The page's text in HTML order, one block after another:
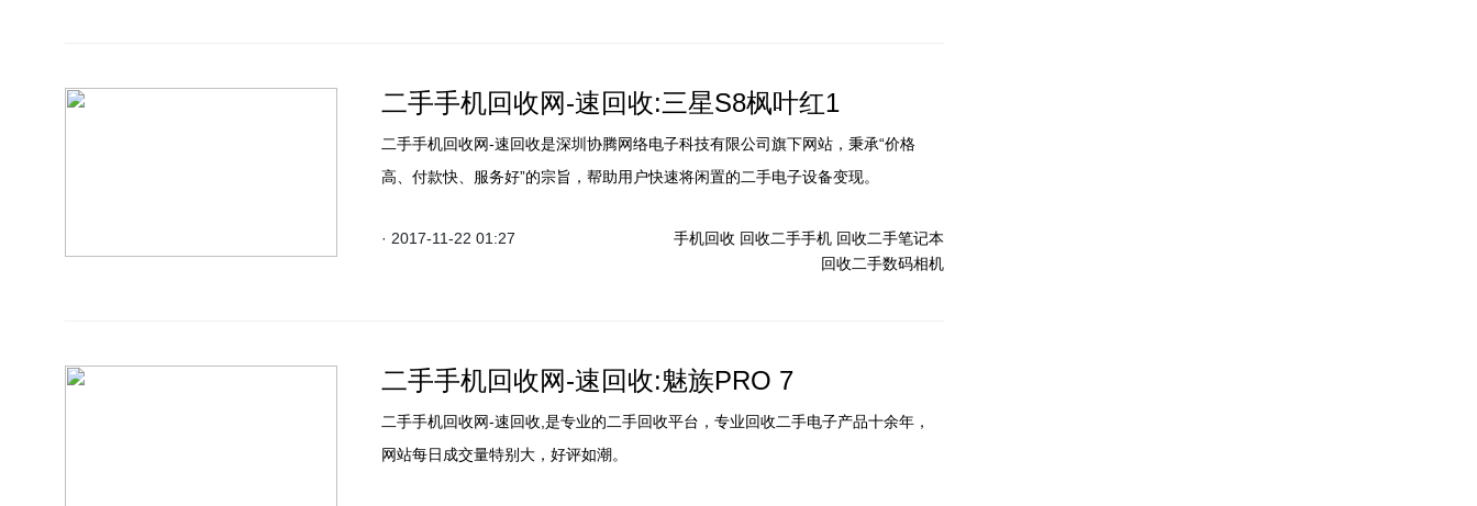
二手手机回收网-速回收:三星S8枫叶红1
二手手机回收网-速回收是深圳协腾网络电子科技有限公司旗下网站，秉承“价格
高、付款快、服务好”的宗旨，帮助用户快速将闲置的二手电子设备变现。
· 2017-11-22 01:27 手机回收 回收二手手机 回收二手笔记本
回收二手数码相机
二手手机回收网-速回收:魅族PRO 7
二手手机回收网-速回收,是专业的二手回收平台，专业回收二手电子产品十余年，
网站每日成交量特别大，好评如潮。